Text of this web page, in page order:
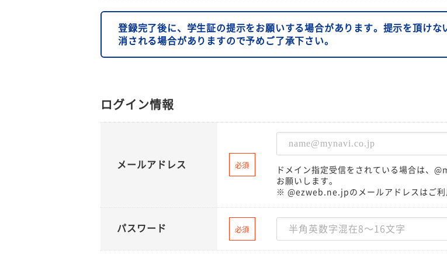
登録完了後に、学生証の提示をお願いする場合があります。提示を頂け
消される場合がありますので予めご了承下さい。
ログイン情報
メールアドレス 必須
ドメイン指定受信をされている場合は、
お願いします。
※ @ezweb.ne.jpのメールアドレスはご利
パスワード 必須